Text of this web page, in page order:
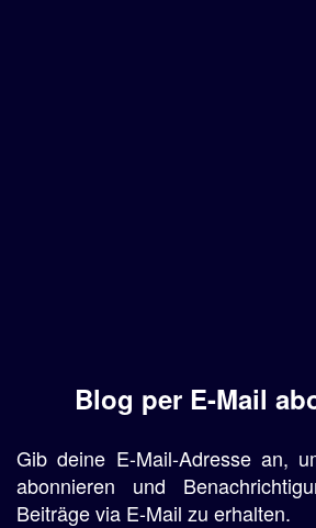
Blog per E-Mail
Gib deine E-Mail-Adresse an,
abonnieren und
Beiträge via E-Mail zu erhalten.